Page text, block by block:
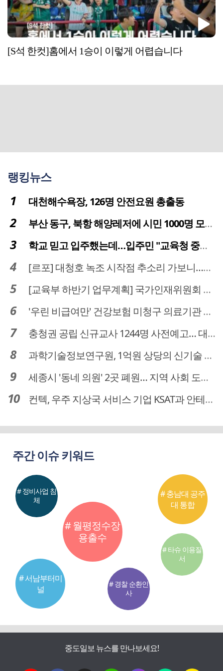
[S석 한컷]홈에서 1승이 이렇게 어렵습니다
랭킹뉴스
대천해수욕장, 126명 안전요원 총출동
부산 동구, 북항 해양레저에 시민 1000명 모였다
학교 믿고 입주했는데…입주민 "교육청 중재 나서라"
[르포] 대청호 녹조 시작점 추소리 가보니…걷어내도 짙은 초록빛
[교육부 하반기 업무계획] 국가인재위원회 신설… 거점국립대 3곳 성장엔진·AI 분야 패키지 지원
'우린 비급여만' 건강보험 미청구 의료기관 대전 65곳 충남 31곳
충청권 공립 신규교사 1244명 사전예고… 대전 초등 34명서 4명으로
과학기술정보연구원, 1억원 상당의 신기술 기업 이전 완료
세종시 '동네 의원' 2곳 폐원… 지역 사회 도마 위
컨텍, 우주 지상국 서비스 기업 KSAT과 안테나 6기 계약 체결
주간 이슈 키워드
# 월평정수장
용출수
# 서남부터미
널
# 충남대 공주
대 통합
# 정비사업 침
체
# 경찰 순환인
사
# 타슈 이용질
서
중도일보 뉴스를 만나보세요!